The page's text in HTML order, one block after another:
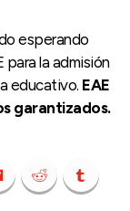
esperando
para la admisión
educativo. EAE
garantizados.